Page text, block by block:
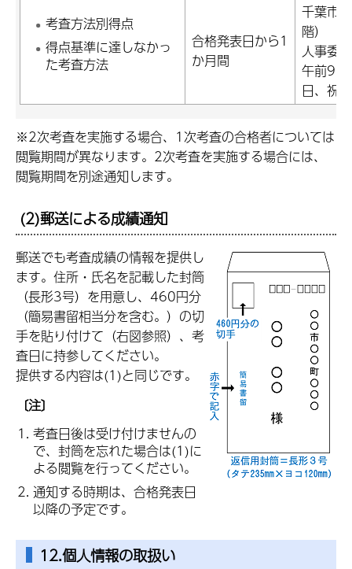
考査方法別得点
得点基準に達しなかっ
た考査方法
合格発表日から1
か月間
千葉市
階）
人事委
午前9時
日、祝
※2次考査を実施する場合、1次考査の合格者については
閲覧期間が異なります。2次考査を実施する場合には、
閲覧期間を別途通知します。
(2)郵送による成績通知
郵送でも考査成績の情報を提供し
ます。住所・氏名を記載した封筒
（長形3号）を用意し、460円分
（簡易書留相当分を含む。）の切
手を貼り付けて（右図参照）、考
査日に持参してください。
提供する内容は(1)と同じです。
〔注〕
考査日後は受け付けませんの
で、封筒を忘れた場合は(1)に
よる閲覧を行ってください。
通知する時期は、合格発表日
以降の予定です。
12.個人情報の取扱い